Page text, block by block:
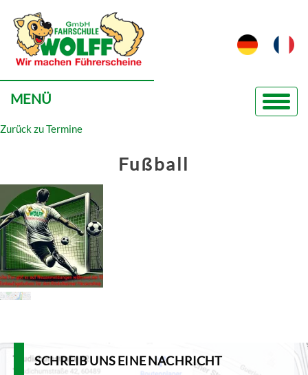
MENÜ
Zurück zu Termine
Fußball
SCHREIB UNS EINE NACHRICHT